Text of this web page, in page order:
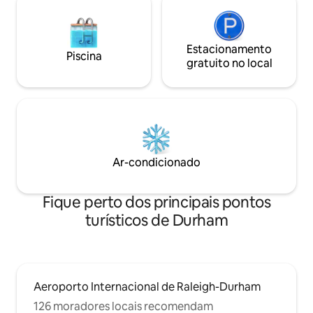
Piscina
Estacionamento
gratuito no local
Ar-condicionado
Fique perto dos principais pontos
turísticos de Durham
Aeroporto Internacional de Raleigh-Durham
126 moradores locais recomendam